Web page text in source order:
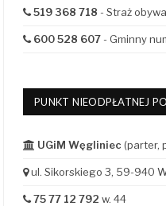
519 368 718 - Straż
600 528 607- Gminny
PUNKT NIEODPŁATNEJ
UGiM Węgliniec (parter,
ul. Sikorskiego 3, 59-940
75 77 12 792 w. 44